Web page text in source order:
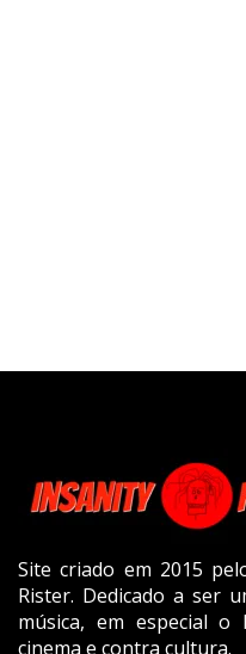
Site criado em 2015
Rister. Dedicado a ser
música, em especial
cinema e contra cultura.